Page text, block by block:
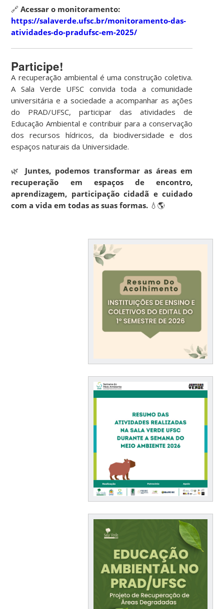
🔗Acessar o monitoramento:
https://salaverde.ufsc.br/monitoramento-das-
atividades-do-pradufsc-em-2025/
Participe!
A recuperação ambiental é uma construção coletiva.
A Sala Verde UFSC convida toda a comunidade
universitária e a sociedade a acompanhar as ações
do PRAD/UFSC, participar das atividades de
Educação Ambiental e contribuir para a conservação
dos recursos hídricos, da biodiversidade e dos
espaços naturais da Universidade.
🌿 Juntes, podemos transformar as áreas em
recuperação em espaços de encontro,
aprendizagem, participação cidadã e cuidado
com a vida em todas as suas formas. 💧🌎